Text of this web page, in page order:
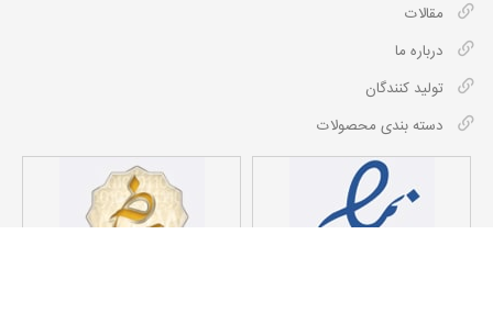
مقالات
درباره ما
تولید کنندگان
دسته بندی محصولات